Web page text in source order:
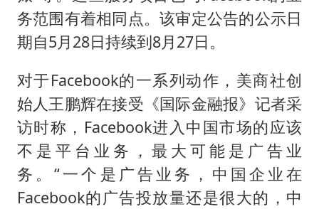
务范围有着相同点。该审定公告的公示日
期自5月28日持续到8月27日。
对于Facebook的一系列动作，美商社创
始人王鹏辉在接受《国际金融报》记者采
访时称，Facebook进入中国市场的应该
不是平台业务，最大可能是广告业
务。“一个是广告业务，中国企业在
Facebook的广告投放量还是很大的，中